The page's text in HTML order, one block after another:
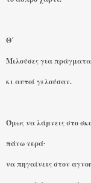
Θ΄
Μιλούσες για
κι αυτοί γελούσαν.
Όμως να λάμνεις στο
πάνω νερά∙
να πηγαίνεις στον